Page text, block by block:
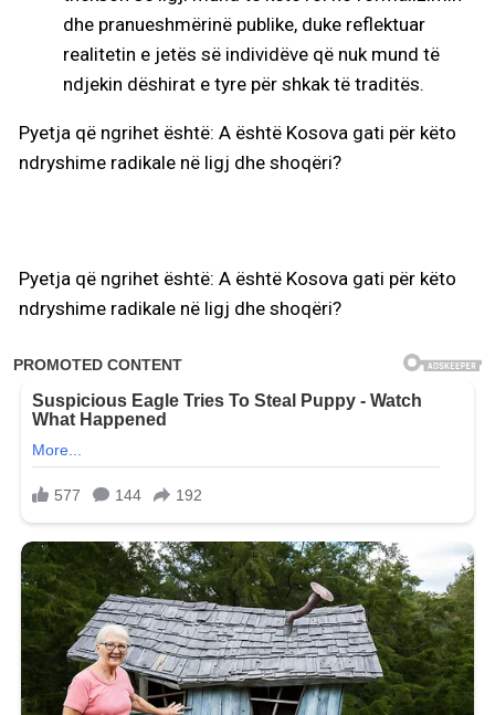
dhe pranueshmërinë publike, duke reflektuar
realitetin e jetës së individëve që nuk mund të
ndjekin dëshirat e tyre për shkak të traditës.
Pyetja që ngrihet është: A është Kosova gati për këto
ndryshime radikale në ligj dhe shoqëri?
Pyetja që ngrihet është: A është Kosova gati për këto
ndryshime radikale në ligj dhe shoqëri?